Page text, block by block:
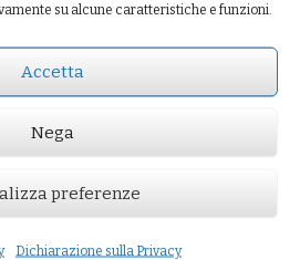
su alcune caratteristiche e funzioni.
Accetta
Nega
preferenze
Dichiarazione sulla Privacy